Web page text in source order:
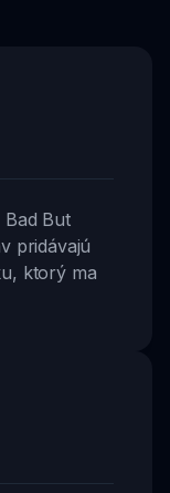
But
pridávajú
ktorý ma